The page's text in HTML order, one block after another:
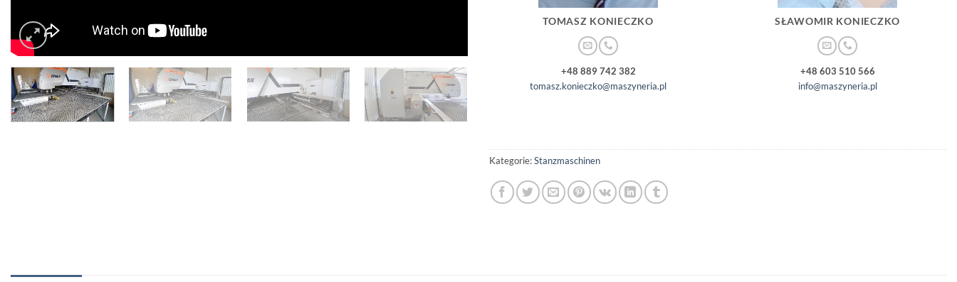
TOMASZ KONIECZKO
+48 889 742 382
tomasz.konieczko@maszyneria.pl
SŁAWOMIR KONIECZKO
+48 603 510 566
info@maszyneria.pl
Kategorie:Stanzmaschinen